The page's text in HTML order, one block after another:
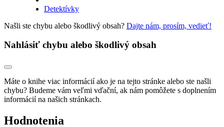
Detektívky
Našli ste chybu alebo škodlivý obsah? Dajte nám, prosím, vedieť!
Nahlásiť chybu alebo škodlivý obsah
Máte o knihe viac informácií ako je na tejto stránke alebo ste našli
chybu? Budeme vám veľmi vďační, ak nám pomôžete s doplnením
informácií na našich stránkach.
Hodnotenia